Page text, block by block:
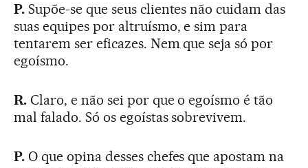
P. Supõe-se que seus clientes não cuidam das
suas equipes por altruísmo, e sim para
tentarem ser eficazes. Nem que seja só por
egoísmo.
R. Claro, e não sei por que o egoísmo é tão
mal falado. Só os egoístas sobrevivem.
P.O que opina desses chefes que apostam na